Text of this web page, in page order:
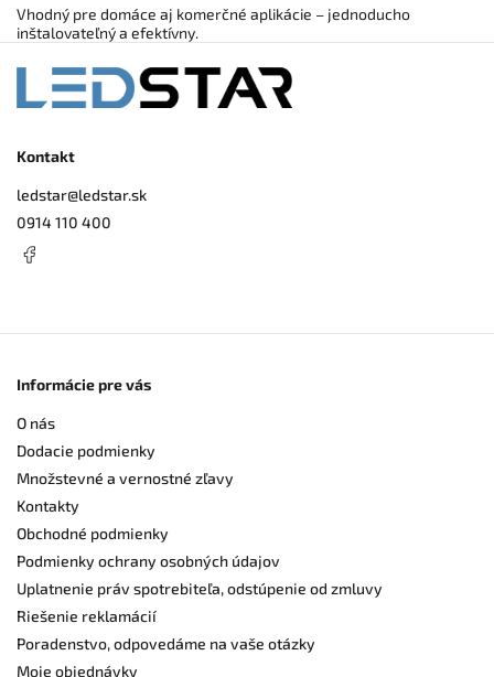
Vhodný pre domáce aj komerčné aplikácie – jednoducho
inštalovateľný a efektívny.
Kontakt
ledstar@ledstar.sk
0914 110 400
Informácie pre vás
O nás
Dodacie podmienky
Množstevné a vernostné zľavy
Kontakty
Obchodné podmienky
Podmienky ochrany osobných údajov
Uplatnenie práv spotrebiteľa, odstúpenie od zmluvy
Riešenie reklamácií
Poradenstvo, odpovedáme na vaše otázky
Moje objednávky